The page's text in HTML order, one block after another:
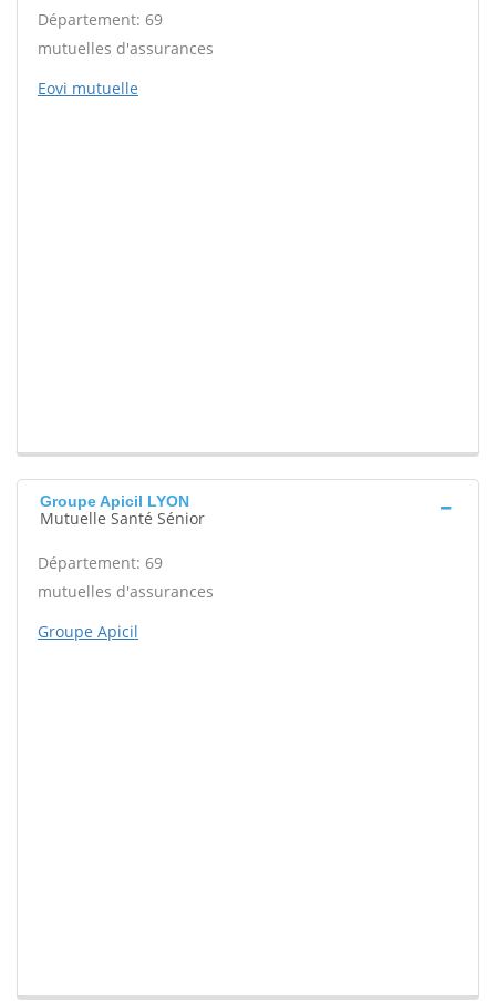
Département: 69
mutuelles d'assurances
Eovi mutuelle
Groupe Apicil LYON
Mutuelle Santé Sénior
Département: 69
mutuelles d'assurances
Groupe Apicil